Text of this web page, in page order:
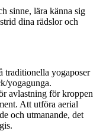
sinne, lära känna sig
dina rädslor och
traditionella yogaposer
yogagunga.
avlastning för kroppen
Att utföra aerial
och utmanande, det